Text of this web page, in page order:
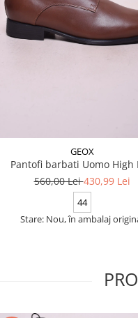
GEOX
Pantofi barbati Uomo High
560,00 Lei430,99 Lei
44
Stare: Nou, în ambalaj